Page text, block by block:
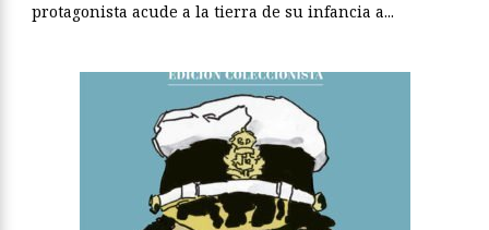
protagonista acude a la tierra de su infancia a...